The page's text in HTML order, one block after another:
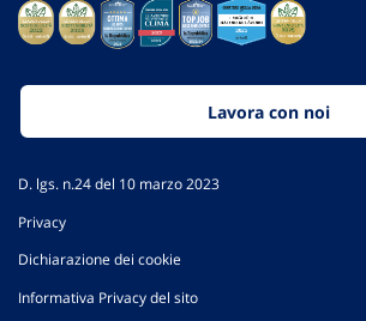
Lavora con noi
D. lgs. n.24 del 10 marzo 2023
Privacy
Dichiarazione dei cookie
Informativa Privacy del sito